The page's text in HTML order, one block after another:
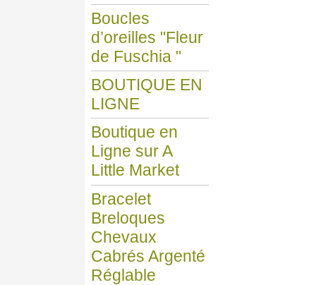
Boucles
d’oreilles "Fleur
de Fuschia "
BOUTIQUE EN
LIGNE
Boutique en
Ligne sur A
Little Market
Bracelet
Breloques
Chevaux
Cabrés Argenté
Réglable